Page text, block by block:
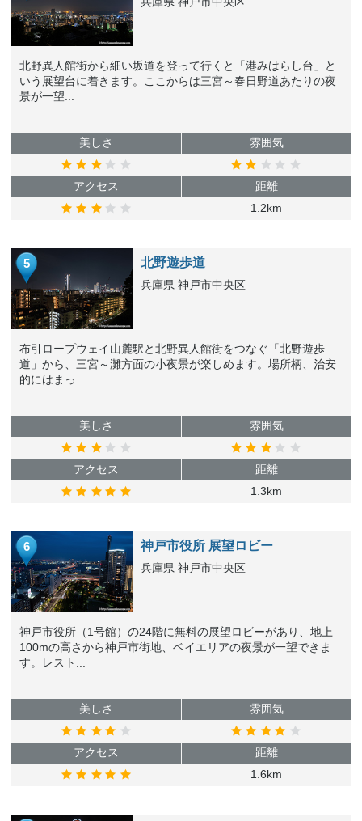
北野異人館街から細い坂道を登って行くと「港みはらし台」と
いう展望台に着きます。ここからは三宮～春日野道あたりの夜
景が一望...
美しさ 雰囲気
アクセス
距離
1.2km
5 北野遊歩道
兵庫県 神戸市中央区
布引ロープウェイ山麓駅と北野異人館街をつなぐ「北野遊歩
道」から、三宮～灘方面の小夜景が楽しめます。場所柄、治安
的にはまっ...
美しさ 雰囲気
アクセス
距離
1.3km
6 神戸市役所 展望ロビー
兵庫県 神戸市中央区
神戸市役所（1号館）の24階に無料の展望ロビーがあり、地上
100mの高さから神戸市街地、ベイエリアの夜景が一望できま
す。レスト...
美しさ 雰囲気
アクセス
距離
1.6km